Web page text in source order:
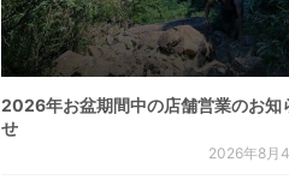
2026年お盆期間中の店舗営業のお知
せ
2026年8月